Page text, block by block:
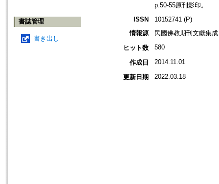
書誌管理
書き出し
p.50-55原刊影印。
ISSN
10152741 (P)
情報源
民國佛教期刊文獻集
ヒット数
580
作成日 2014.11.01
更新日期 2022.03.18